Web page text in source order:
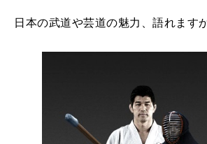
日本の武道や芸道の魅力、語れます